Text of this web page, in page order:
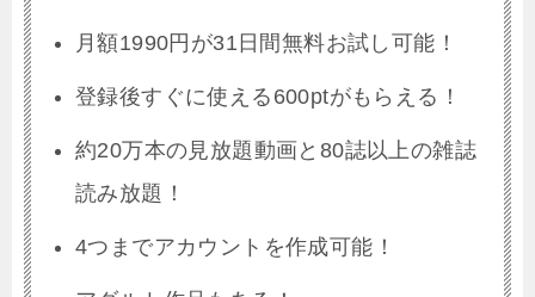
月額1990円が31日間無料お試し可能！
登録後すぐに使える600ptがもらえる！
約20万本の見放題動画と80誌以上の雑誌
読み放題！
4つまでアカウントを作成可能！